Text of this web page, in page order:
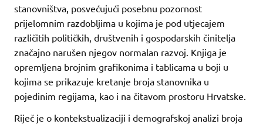
stanovništva, posvećujući posebnu pozornost
prijelomnim razdobljima u kojima je pod utjecajem
različitih političkih, društvenih i gospodarskih činitelja
značajno narušen njegov normalan razvoj. Knjiga je
opremljena brojnim grafikonima i tablicama u boji u
kojima se prikazuje kretanje broja stanovnika u
pojedinim regijama, kao i na čitavom prostoru Hrvatske.
Riječ je o kontekstualizaciji i demografskoj analizi broja